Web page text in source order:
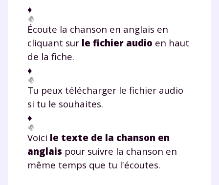
♦
Écoute la chanson en anglais en
cliquant sur le fichier audio en haut
de la fiche.
♦
Tu peux télécharger le fichier audio
si tu le souhaites.
♦
Voici le texte de la chanson en
anglais pour suivre la chanson en
même temps que tu l'écoutes.